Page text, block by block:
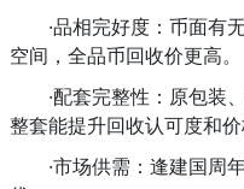
·品相完好度：币面有无
空间，全品币回收价更高。
·配套完整性：原包装、
整套能提升回收认可度和价
·市场供需：逢建国周年